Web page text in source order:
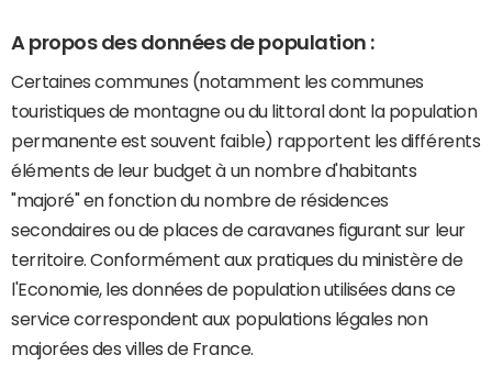
A propos des données de population :
Certaines communes (notamment les communes
touristiques de montagne ou du littoral dont la population
permanente est souvent faible) rapportent les différents
éléments de leur budget à un nombre d'habitants
"majoré" en fonction du nombre de résidences
secondaires ou de places de caravanes figurant sur leur
territoire. Conformément aux pratiques du ministère de
l'Economie, les données de population utilisées dans ce
service correspondent aux populations légales non
majorées des villes de France.